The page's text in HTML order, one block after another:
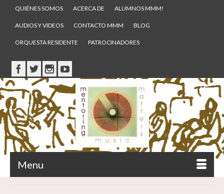
QUIÉNES SOMOS ACERCA DE ALUMNOS MMM!
AUDIOS Y VIDEOS CONTACTO MMM BLOG
ORQUESTA RESIDENTE PATROCINADORES
Menu